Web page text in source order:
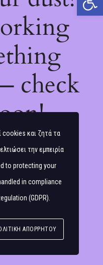
check
cookies και ζητά τα
την εμπειρία
to protecting your
in compliance
(GDPR)
ΑΠΟΡΡΉΤΟΥ